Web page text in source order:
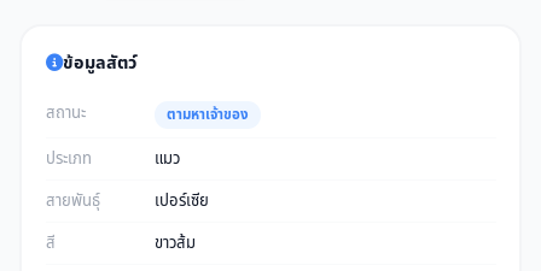
ข้อมูลสัตว์
สถานะ ตามหาเจ้าของ
ประเภท
แมว
สายพันธุ์
เปอร์เซีย
สี
ขาวส้ม